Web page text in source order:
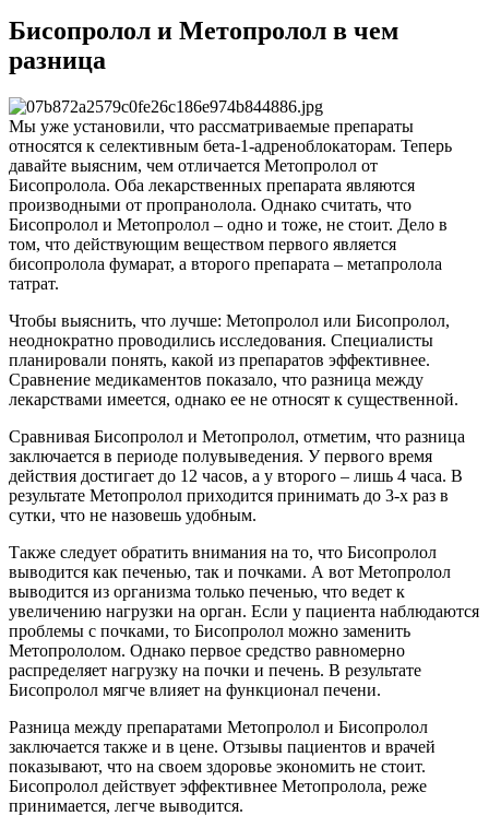
Бисопролол и Метопролол в чем
разница
Мы уже установили, что рассматриваемые препараты
относятся к селективным бета-1-адреноблокаторам. Теперь
давайте выясним, чем отличается Метопролол от
Бисопролола. Оба лекарственных препарата являются
производными от пропранолола. Однако считать, что
Бисопролол и Метопролол – одно и тоже, не стоит. Дело в
том, что действующим веществом первого является
бисопролола фумарат, а второго препарата – метапролола
татрат.
Чтобы выяснить, что лучше: Метопролол или Бисопролол,
неоднократно проводились исследования. Специалисты
планировали понять, какой из препаратов эффективнее.
Сравнение медикаментов показало, что разница между
лекарствами имеется, однако ее не относят к существенной.
Сравнивая Бисопролол и Метопролол, отметим, что разница
заключается в периоде полувыведения. У первого время
действия достигает до 12 часов, а у второго – лишь 4 часа. В
результате Метопролол приходится принимать до 3-х раз в
сутки, что не назовешь удобным.
Также следует обратить внимания на то, что Бисопролол
выводится как печенью, так и почками. А вот Метопролол
выводится из организма только печенью, что ведет к
увеличению нагрузки на орган. Если у пациента наблюдаются
проблемы с почками, то Бисопролол можно заменить
Метопрололом. Однако первое средство равномерно
распределяет нагрузку на почки и печень. В результате
Бисопролол мягче влияет на функционал печени.
Разница между препаратами Метопролол и Бисопролол
заключается также и в цене. Отзывы пациентов и врачей
показывают, что на своем здоровье экономить не стоит.
Бисопролол действует эффективнее Метопролола, реже
принимается, легче выводится.